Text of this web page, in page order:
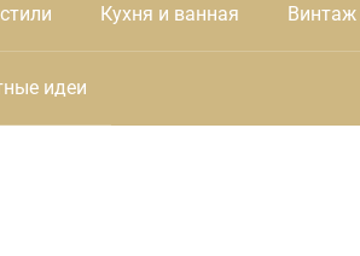
Кухня и ванная Винтаж
идеи